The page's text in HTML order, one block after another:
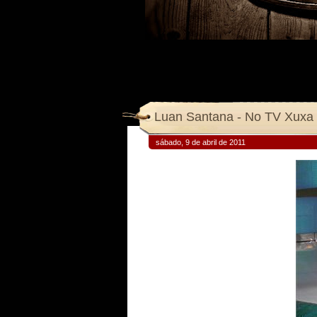
Luan Santana - No TV Xuxa
sábado, 9 de abril de 2011